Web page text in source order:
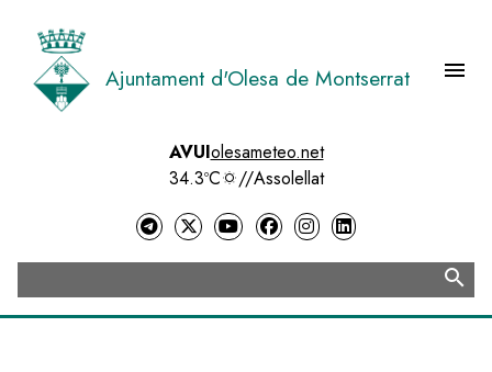
contingut
Ajuntament d'Olesa de Montserrat menu
AVUIolesameteo.net
34.3ºC
//Assolellat
search